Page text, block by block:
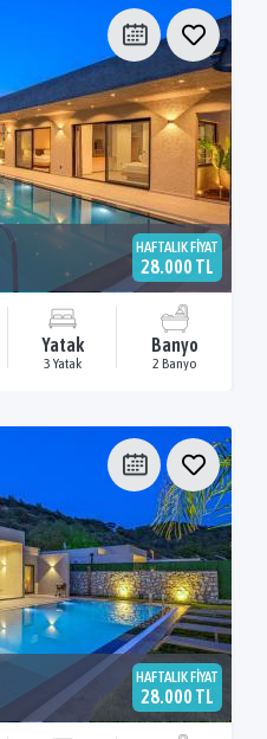
HAFTALIK FİYAT
28.000 TL
Yatak
3 Yatak
Banyo
2 Banyo
HAFTALIK FİYAT
28.000 TL